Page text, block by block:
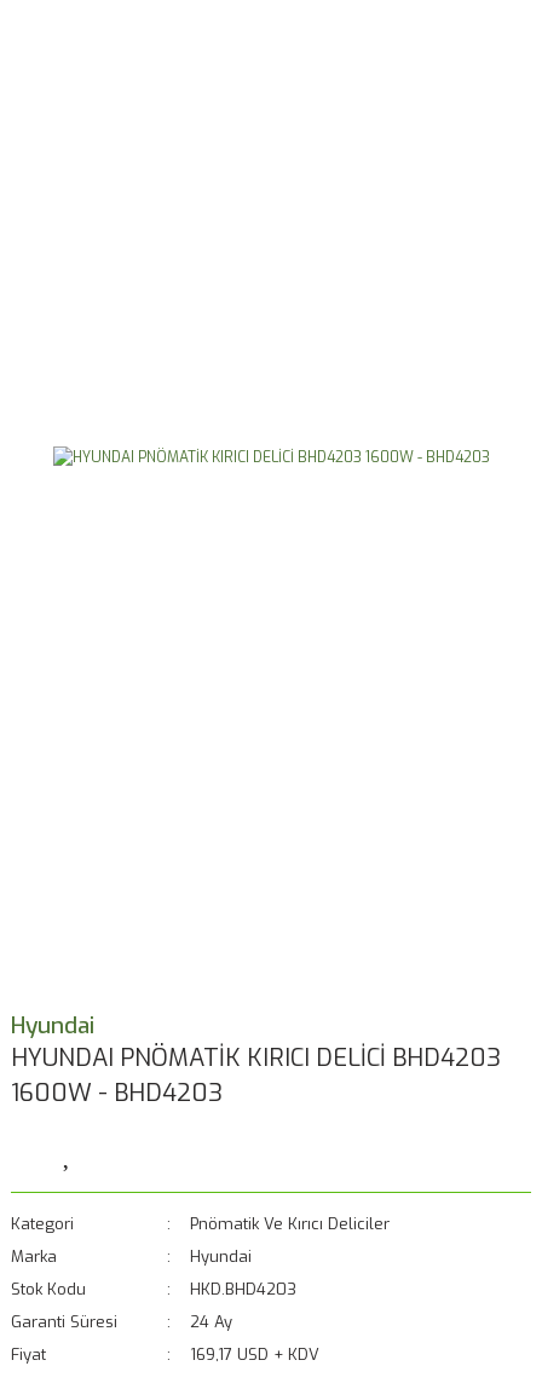
Hyundai
HYUNDAI PNÖMATİK KIRICI DELİCİ BHD4203
1600W - BHD4203
Kategori
Pnömatik Ve Kırıcı Deliciler
Marka
Hyundai
Stok Kodu
HKD.BHD4203
Garanti Süresi
24 Ay
Fiyat
169,17 USD + KDV